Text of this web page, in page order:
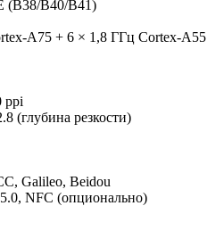
(B38/B40/B41)
A75 + 6 × 1,8 ГГц Cortex-A55
ppi
(глубина резкости)
Galileo, Beidou
NFC (опционально)